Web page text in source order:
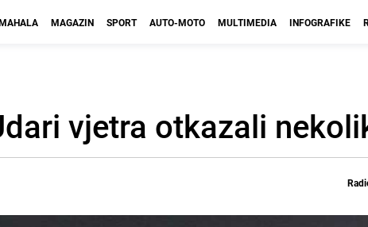
MAGAZIN SPORT AUTO-MOTO MULTIMEDIA INFOGRAFIKE
vjetra otkazali